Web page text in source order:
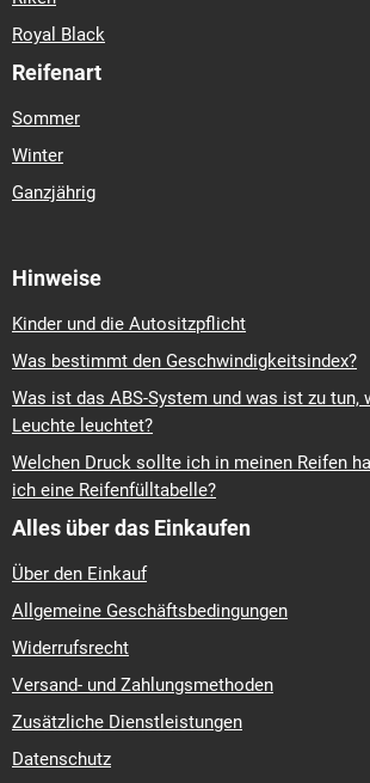
Royal Black
Reifenart
Sommer
Winter
Ganzjährig
Hinweise
Kinder und die Autositzpflicht
Was bestimmt den Geschwindigkeitsindex?
Was ist das ABS-System und was ist zu tun,
Leuchte leuchtet?
Welchen Druck sollte ich in meinen Reifen
ich eine Reifenfülltabelle?
Alles über das Einkaufen
Über den Einkauf
Allgemeine Geschäftsbedingungen
Widerrufsrecht
Versand- und Zahlungsmethoden
Zusätzliche Dienstleistungen
Datenschutz